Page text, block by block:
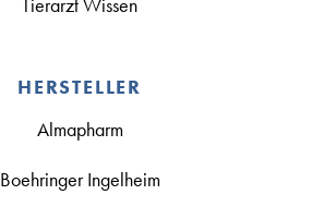
HERSTELLER
Almapharm
Boehringer Ingelheim